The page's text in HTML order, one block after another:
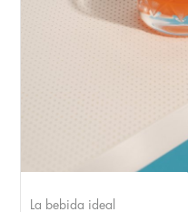
La bebida ideal